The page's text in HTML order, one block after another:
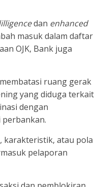
dan enhanced
masuk dalam daftar
OJK, Bank juga
ruang gerak
yang diduga terkait
dengan
karakteristik, atau pola
pelaporan